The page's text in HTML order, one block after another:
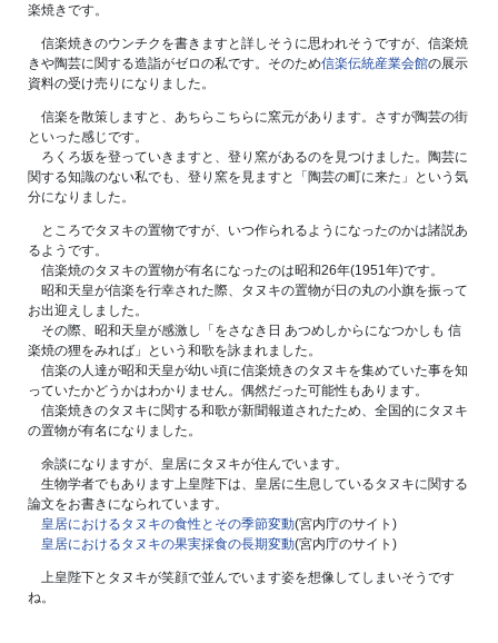
楽焼きです。
信楽焼きのウンチクを書きますと詳しそうに思われそうですが、信楽焼
きや陶芸に関する造詣がゼロの私です。そのため信楽伝統産業会館の展示
資料の受け売りになりました。
信楽を散策しますと、あちらこちらに窯元があります。さすが陶芸の街
といった感じです。
ろくろ坂を登っていきますと、登り窯があるのを見つけました。陶芸に
関する知識のない私でも、登り窯を見ますと「陶芸の町に来た」という気
分になりました。
ところでタヌキの置物ですが、いつ作られるようになったのかは諸説あ
るようです。
信楽焼のタヌキの置物が有名になったのは昭和26年(1951年)です。
昭和天皇が信楽を行幸された際、タヌキの置物が日の丸の小旗を振って
お出迎えしました。
その際、昭和天皇が感激し「をさなき日 あつめしからになつかしも 信
楽焼の狸をみれば」という和歌を詠まれました。
信楽の人達が昭和天皇が幼い頃に信楽焼きのタヌキを集めていた事を知
っていたかどうかはわかりません。偶然だった可能性もあります。
信楽焼きのタヌキに関する和歌が新聞報道されたため、全国的にタヌキ
の置物が有名になりました。
余談になりますが、皇居にタヌキが住んでいます。
生物学者でもあります上皇陛下は、皇居に生息しているタヌキに関する
論文をお書きになられています。
皇居におけるタヌキの食性とその季節変動(宮内庁のサイト)
皇居におけるタヌキの果実採食の長期変動(宮内庁のサイト)
上皇陛下とタヌキが笑顔で並んでいます姿を想像してしまいそうです
ね。